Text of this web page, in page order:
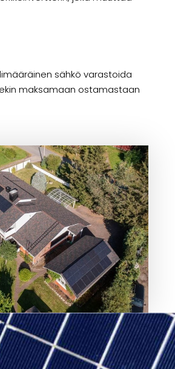
sähkö varastoida
maksamaan ostamastaan